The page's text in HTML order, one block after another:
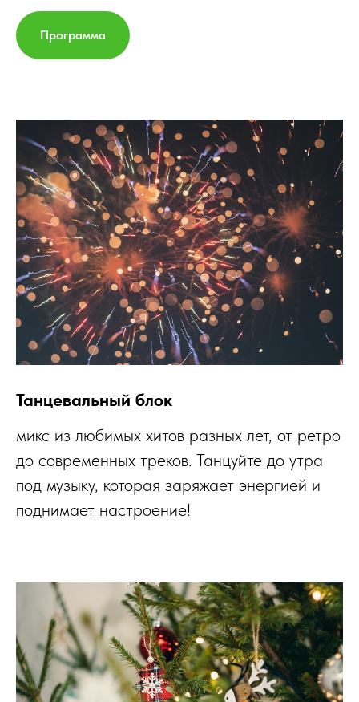
Программа
Танцевальный блок
микс из любимых хитов разных лет, от ретро
до современных треков. Танцуйте до утра
под музыку, которая заряжает энергией и
поднимает настроение!